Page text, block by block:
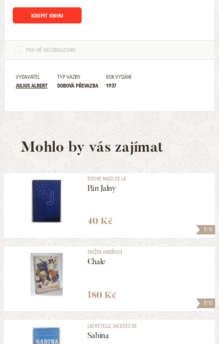
KOUPIT KNIHU
PRO MĚ NEZOBRAZOVAT
VYDAVATEL
JULIUS ALBERT
TYP VAZBY
DOBOVÁ PŘEVAZBA
ROK VYDÁNÍ
1937
Mohlo by vás zajímat
7/10
ROCHE MAZO DE LA
Pán Jalny
40 Kč
7/10
SNÍŽEK JINDŘICH
Chale
180 Kč
LACRETELLE JACQUES DE
Sabina